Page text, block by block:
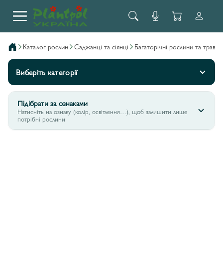
каталог рослин саджанці та сіянці багаторічні рослини та трави
Виберіть категорії
Підібрати за ознаками
Натисніть на ознаку (колір, освітлення…), щоб залишити лише
потрібні рослини